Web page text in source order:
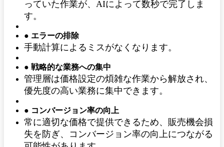
っていた作業が、AIによって数秒で完了しま
す。
● エラーの排除
手動計算によるミスがなくなります。
● 戦略的な業務への集中
管理層は価格設定の煩雑な作業から解放され、
優先度の高い業務に集中できます。
● コンバージョン率の向上
常に適切な価格で提供できるため、販売機会損
失を防ぎ、コンバージョン率の向上につながる